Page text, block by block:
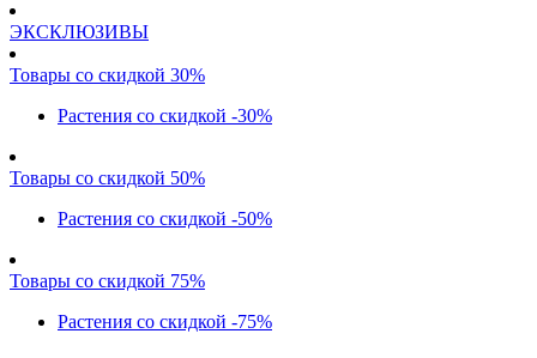
ЭКСКЛЮЗИВЫ
Товары со скидкой 30%
Растения со скидкой -30%
Товары со скидкой 50%
Растения со скидкой -50%
Товары со скидкой 75%
Растения со скидкой -75%